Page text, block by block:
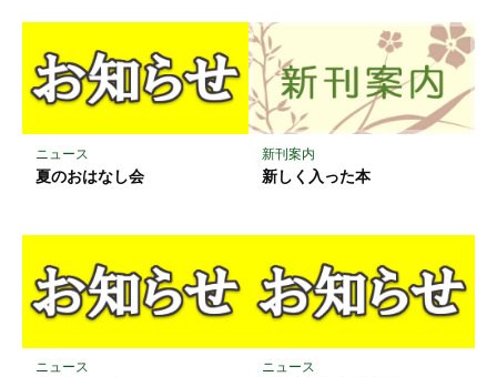
マ
ー
ク
に
保
ニュース
夏のおはなし会
新刊案内
新しく入った本
ニュース ニュース